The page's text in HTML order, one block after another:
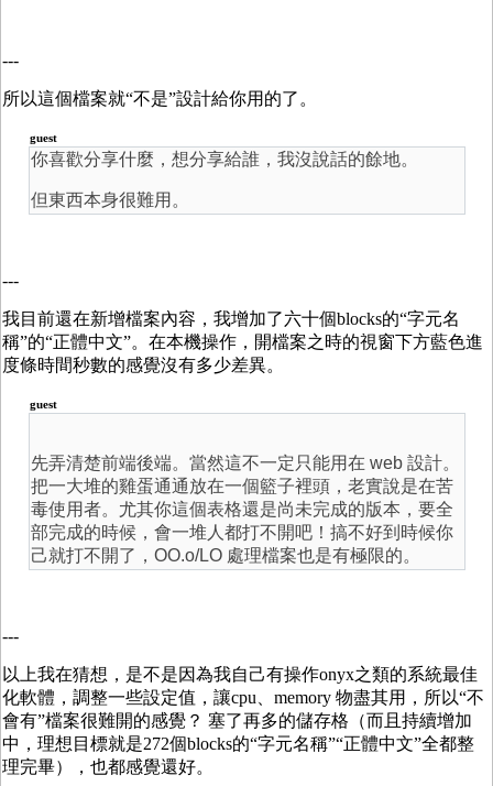
---
所以這個檔案就“不是”設計給你用的了。
guest
你喜歡分享什麼，想分享給誰，我沒說話的餘地。
但東西本身很難用。
---
我目前還在新增檔案內容，我增加了六十個blocks的“字元名
稱”的“正體中文”。在本機操作，開檔案之時的視窗下方藍色進
度條時間秒數的感覺沒有多少差異。
guest
先弄清楚前端後端。當然這不一定只能用在 web 設計。
把一大堆的雞蛋通通放在一個籃子裡頭，老實說是在苦
毒使用者。尤其你這個表格還是尚未完成的版本，要全
部完成的時候，會一堆人都打不開吧！搞不好到時候你
己就打不開了，OO.o/LO 處理檔案也是有極限的。
---
以上我在猜想，是不是因為我自己有操作onyx之類的系統最佳
化軟體，調整一些設定值，讓cpu、memory 物盡其用，所以“不
會有”檔案很難開的感覺？ 塞了再多的儲存格（而且持續增加
中，理想目標就是272個blocks的“字元名稱”“正體中文”全都整
理完畢），也都感覺還好。